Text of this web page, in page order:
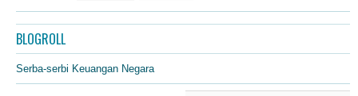
BLOGROLL
Serba-serbi Keuangan Negara